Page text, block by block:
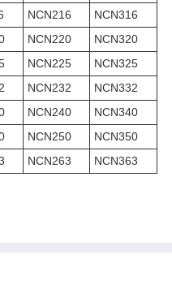
NCN216
NCN316
NCN220
NCN320
NCN225
NCN325
NCN232
NCN332
NCN240
NCN340
NCN250
NCN350
NCN263 NCN363